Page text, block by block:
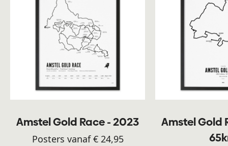
Amstel Gold Race - 2023
Posters vanaf € 24,95
Amstel Gold